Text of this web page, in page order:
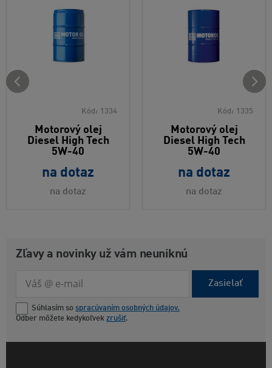
Kód: 1334
Motorový olej
Diesel High Tech
5W-40
na dotaz
na dotaz
Kód: 1335
Motorový olej
Diesel High Tech
5W-40
na dotaz
na dotaz
Zľavy a novinky už vám neuniknú
Zasielať
Súhlasím so spracúvaním osobných údajov.
Odber môžete kedykoľvek zrušiť.